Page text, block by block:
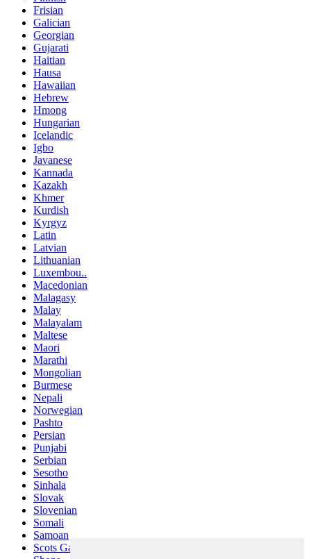
Frisian
Galician
Georgian
Gujarati
Haitian
Hausa
Hawaiian
Hebrew
Hmong
Hungarian
Icelandic
Igbo
Javanese
Kannada
Kazakh
Khmer
Kurdish
Kyrgyz
Latin
Latvian
Lithuanian
Luxembou..
Macedonian
Malagasy
Malay
Malayalam
Maltese
Maori
Marathi
Mongolian
Burmese
Nepali
Norwegian
Pashto
Persian
Punjabi
Serbian
Sesotho
Sinhala
Slovak
Slovenian
Somali
Samoan
Scots Gaelic